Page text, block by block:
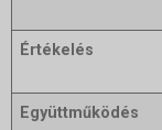
Értékelés
Együttműködés